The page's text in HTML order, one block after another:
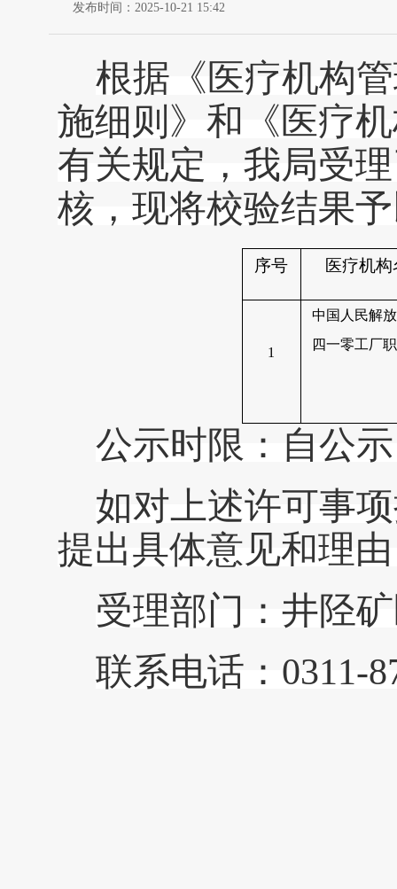
发布时间：2025-10-21 15:42
根据《医疗机构
施细则》和《医疗
有关规定，我局受
核，现将校验结果
序号 医疗机
1
中国人民解
四一零工厂
公示时限：自公
如对上述许可事
提出具体意见和理
受理部门： 井陉
联系电话： 0311-